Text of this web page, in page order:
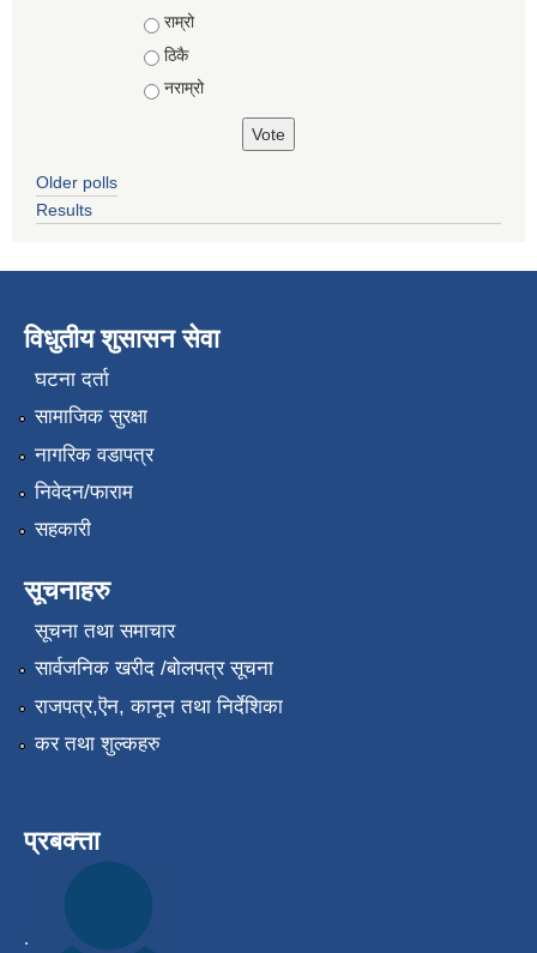
राम्रो
ठिकै
नराम्रो
Older polls
Results
विधुतीय शुसासन सेवा
घटना दर्ता
सामाजिक सुरक्षा
नागरिक वडापत्र
निवेदन/फाराम
सहकारी
सूचनाहरु
सूचना तथा समाचार
सार्वजनिक खरीद /बोलपत्र सूचना
राजपत्र,ऎन, कानून तथा निर्देशिका
कर तथा शुल्कहरु
प्रबक्त्ता
.